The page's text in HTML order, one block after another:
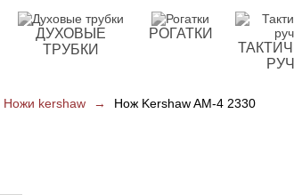
ДУХОВЫЕ
ТРУБКИ
РОГАТКИ
Ножи kershaw → Нож Kershaw AM-4 2330